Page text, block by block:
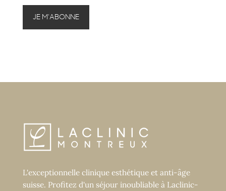
L'exceptionnelle clinique esthétique et anti-âge
suisse. Profitez d'un séjour inoubliable à Laclinic-